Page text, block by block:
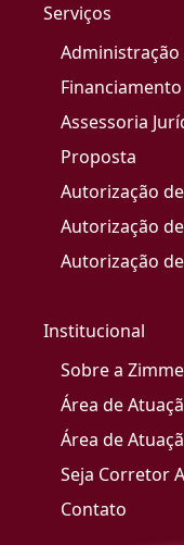
Serviços
Administração
Financiamento
Assessoria
Proposta
Autorização
Autorização
Autorização
Institucional
Sobre a
Área de
Área de
Seja Corretor
Contato